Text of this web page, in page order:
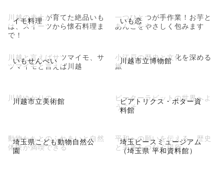
イモ料理
川越の赤土が育てた絶品いも
は、スイーツから懐石料理ま
で！
いも恋
一つひとつが手作業！お芋と
あんこをやさしく包みます
いもせんべい
川越と言えばサツマイモ、サ
ツマイモと言えば川越
川越市立博物館
小江戸の歴史と文化を深める
旅
川越市立美術館
川越ゆかりの
ビアトリクス・ポター資
料館
ピーターラビットの世界へよ
うこそ
埼玉県こども動物自然公
園
動物たちとのふれあいと自然
体験が満喫できる
埼玉ピースミュージアム
（埼玉県 平和資料館）
平和への願いを伝える、歴史
と未来をつなぐ場所